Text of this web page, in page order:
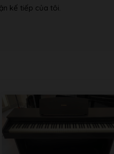
kế tiếp của tôi.